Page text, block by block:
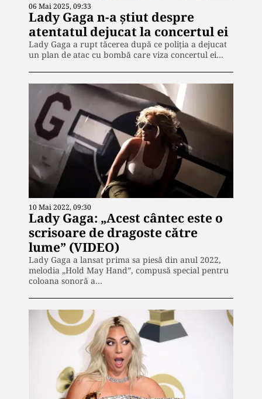
06 Mai 2025, 09:33
Lady Gaga n-a știut despre
atentatul dejucat la concertul ei
Lady Gaga a rupt tăcerea după ce poliția a dejucat
un plan de atac cu bombă care viza concertul ei…
10 Mai 2022, 09:30
Lady Gaga: „Acest cântec este o
scrisoare de dragoste către
lume” (VIDEO)
Lady Gaga a lansat prima sa piesă din anul 2022,
melodia „Hold May Hand”, compusă special pentru
coloana sonoră a…